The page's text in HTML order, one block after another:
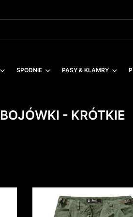
SPODNIE PASY & KLAMRY
- KRÓTKIE